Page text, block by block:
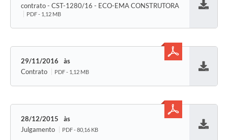
contrato - CST-1280/16 - ECO-EMA CONSTRUTORA
PDF - 1,12 MB
29/11/2016
Contrato
PDF - 1,12 MB
28/12/2015
Julgamento
PDF - 80,16 KB